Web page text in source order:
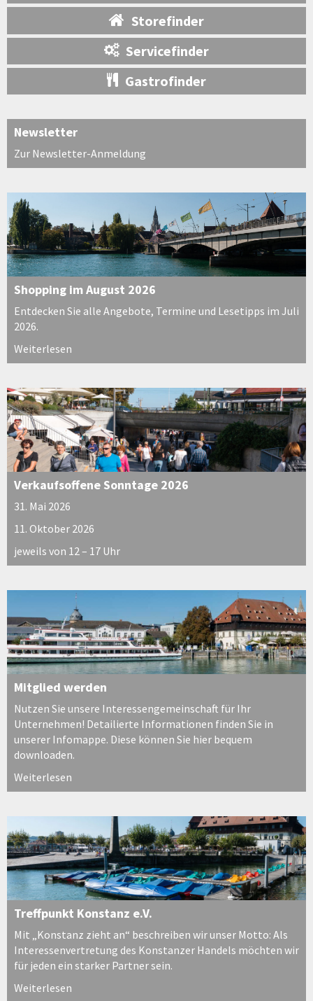
Storefinder
Servicefinder
Gastrofinder
Newsletter
Zur Newsletter-Anmeldung
Shopping im August 2026
Entdecken Sie alle Angebote, Termine und Lesetipps im Juli
2026.
Weiterlesen
Verkaufsoffene Sonntage 2026
31. Mai 2026
11. Oktober 2026
jeweils von 12 – 17 Uhr
Mitglied werden
Nutzen Sie unsere Interessengemeinschaft für Ihr
Unternehmen! Detailierte Informationen finden Sie in
unserer Infomappe. Diese können Sie hier bequem
downloaden.
Weiterlesen
Treffpunkt Konstanz e.V.
Mit „Konstanz zieht an“ beschreiben wir unser Motto: Als
Interessenvertretung des Konstanzer Handels möchten wir
für jeden ein starker Partner sein.
Weiterlesen